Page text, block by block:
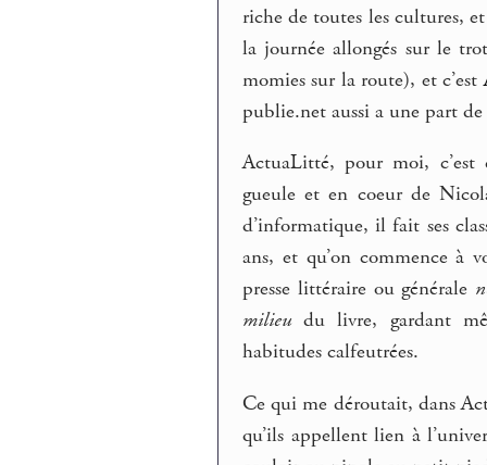
riche de toutes les cultures,
la journée allongés sur le
momies sur la route), et c’est
publie.net aussi a une part
ActuaLitté, pour moi, c’est
gueule et en coeur de
d’informatique, il fait ses
ans, et qu’on commence à
presse littéraire ou générale
milieudu livre, gardant
habitudes calfeutrées.
Ce qui me déroutait, dans
qu’ils appellent lien à